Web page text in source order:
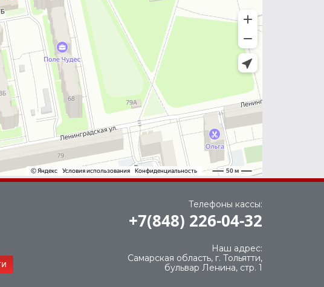
Телефоны кассы:
+7(848) 226-04-32
Наш адрес:
Самарская область, г. Тольятти,
бульвар Ленина, стр. 1